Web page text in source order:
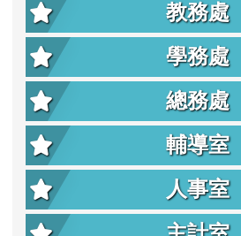
教務處
學務處
總務處
輔導室
人事室